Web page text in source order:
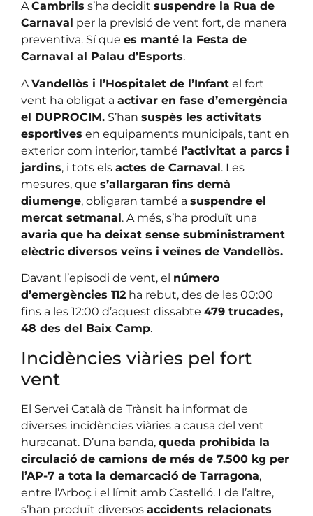
ACambrils s’ha decidit suspendre la Rua de
Carnaval per la previsió de vent fort, de manera
preventiva. Sí que es manté la Festa de
Carnaval al Palau d’Esports.
A Vandellòs i l’Hospitalet de l’Infant el fort
vent ha obligat a activar en fase d’emergència
el DUPROCIM. S’han suspès les activitats
esportives en equipaments municipals, tant en
exterior com interior, també l’activitat a parcs i
jardins, i tots els actes de Carnaval. Les
mesures, que s’allargaran fins demà
diumenge, obligaran també a suspendre el
mercat setmanal. A més, s’ha produït una
avaria que ha deixat sense subministrament
elèctric diversos veïns i veïnes de Vandellòs.
Davant l’episodi de vent, el número
d’emergències 112 ha rebut, des de les 00:00
fins a les 12:00 d’aquest dissabte 479 trucades,
48 des del Baix Camp.
Incidències viàries pel fort
vent
El Servei Català de Trànsit ha informat de
diverses incidències viàries a causa del vent
huracanat. D’una banda, queda prohibida la
circulació de camions de més de 7.500 kg per
l’AP-7 a tota la demarcació de Tarragona,
entre l’Arboç i el límit amb Castelló. I de l’altre,
s’han produït diversos accidents relacionats